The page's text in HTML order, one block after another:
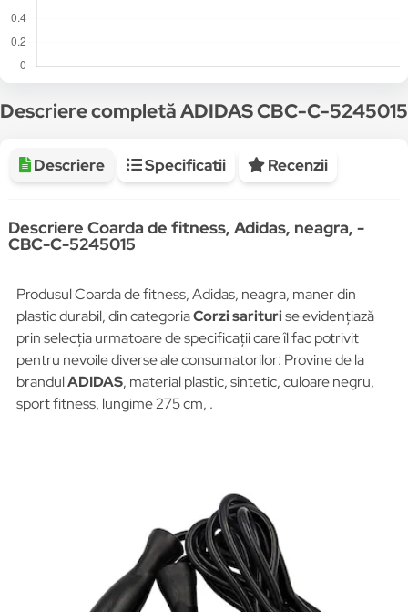
Descriere completă ADIDAS CBC-C-5245015
Descriere Specificatii Recenzii
Descriere Coarda de fitness, Adidas, neagra, -
CBC-C-5245015
Produsul Coarda de fitness, Adidas, neagra, maner din
plastic durabil, din categoriaCorzi sariturise evidențiază
prin selecția urmatoare de specificații care îl fac potrivit
pentru nevoile diverse ale consumatorilor: Provine de la
brandulADIDAS, material plastic, sintetic, culoare negru,
sport fitness, lungime 275 cm, .